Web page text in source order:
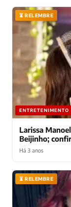
⏳ RELEMBRE
ENTRETENIMENTO
Larissa
Beijinho;
Há 3 anos
⏳ RELEMBRE